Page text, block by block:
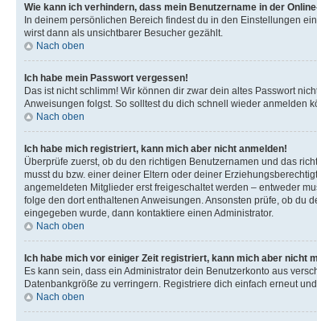
Wie kann ich verhindern, dass mein Benutzername in der
In deinem persönlichen Bereich findest du in den Einstellungen
wirst dann als unsichtbarer Besucher gezählt.
Nach oben
Ich habe mein Passwort vergessen!
Das ist nicht schlimm! Wir können dir zwar dein altes Passwort
Anweisungen folgst. So solltest du dich schnell wieder anmelden
Nach oben
Ich habe mich registriert, kann mich aber nicht anmelden!
Überprüfe zuerst, ob du den richtigen Benutzernamen und das
musst du bzw. einer deiner Eltern oder deiner
angemeldeten Mitglieder erst freigeschaltet werden – entweder
folge den dort enthaltenen Anweisungen. Ansonsten prüfe, ob du
eingegeben wurde, dann kontaktiere einen Administrator.
Nach oben
Ich habe mich vor einiger Zeit registriert, kann mich aber nicht
Es kann sein, dass ein Administrator dein Benutzerkonto aus
Datenbankgröße zu verringern. Registriere dich einfach erneut
Nach oben